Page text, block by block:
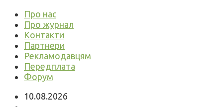
Про нас
Про журнал
Контакти
Партнери
Рекламодавцям
Передплата
Форум
10.08.2026